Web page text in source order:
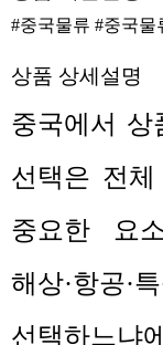
#중국물류 #중국물
상품 상세설명
중국에서 상
선택은 전
중요한 요
해상·항공·
선택하느